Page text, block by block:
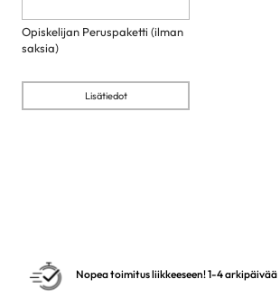
Opiskelijan Peruspaketti (ilman
saksia)
Lisätiedot
Nopea toimitus liikkeeseen! 1-4 arkipäivää